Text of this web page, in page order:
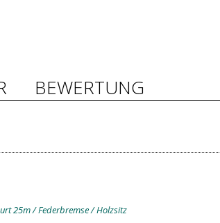
BEWERTUNG
25m / Federbremse / Holzsitz